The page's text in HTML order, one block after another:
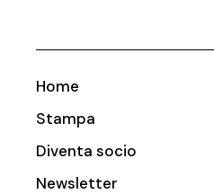
Home
Stampa
Diventa socio
Newsletter